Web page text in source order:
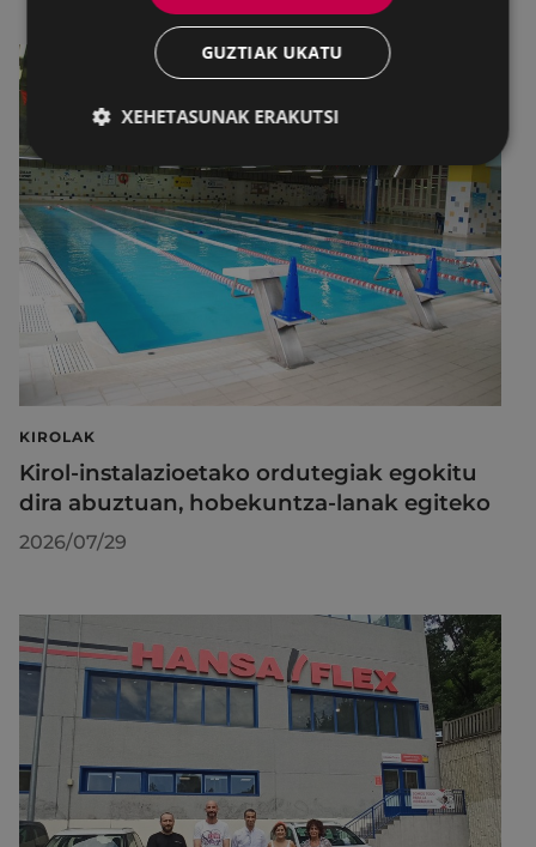
KIROLAK
Kirol-instalazioetako ordutegiak egokitu
dira abuztuan, hobekuntza-lanak egiteko
2026/07/29
GUZTIAK UKATU
XEHETASUNAK ERAKUTSI